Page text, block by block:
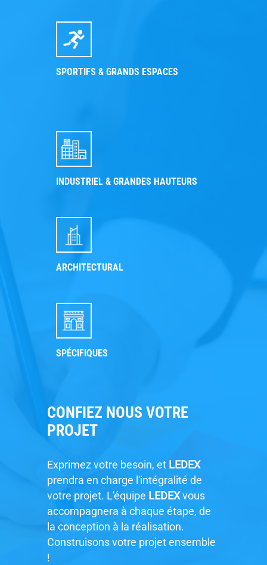
SPORTIFS & GRANDS ESPACES
INDUSTRIEL & GRANDES HAUTEURS
ARCHITECTURAL
SPÉCIFIQUES
CONFIEZ NOUS VOTRE
PROJET
Exprimez votre besoin, et LEDEX
prendra en charge l'intégralité de
votre projet. L'équipe LEDEXvous
accompagnera à chaque étape, de
la conception à la réalisation.
Construisons votre projet ensemble
!